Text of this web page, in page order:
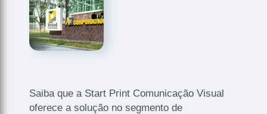
Saiba que a Start Print Comunicação Visual
oferece a solução no segmento de